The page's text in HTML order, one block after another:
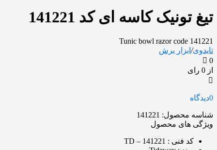
تیغ تونیک کاسه ای کد 141221
Tunic bowl razor code 141221
تایدوی/ ابزار برش
0
از 0 رای
0دیدگاه
شناسه محصول: 141221
ویژگی های محصول
کد فنی : TD – 141221